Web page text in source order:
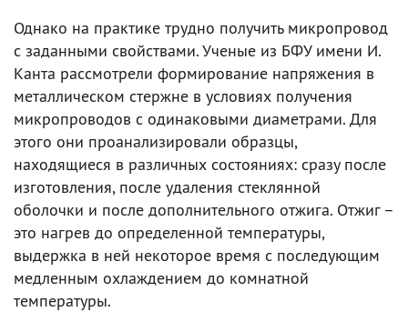
Однако на практике трудно получить микропровод
с заданными свойствами. Ученые из БФУ имени И.
Канта рассмотрели формирование напряжения в
металлическом стержне в условиях получения
микропроводов с одинаковыми диаметрами. Для
этого они проанализировали образцы,
находящиеся в различных состояниях: сразу после
изготовления, после удаления стеклянной
оболочки и после дополнительного отжига. Отжиг –
это нагрев до определенной температуры,
выдержка в ней некоторое время с последующим
медленным охлаждением до комнатной
температуры.